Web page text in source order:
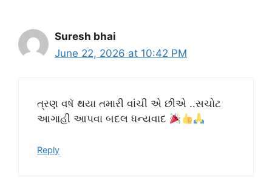
Suresh bhai
June 22, 2026 at 10:42 PM
ત્રણ વષૅ થયા તમારી વાંચી એ છીએ ..સચોટ
આગાહી આપવા બદલ ધન્યવાદ
Reply